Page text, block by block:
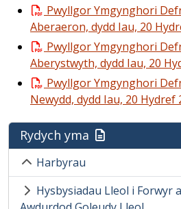
Pwyllgor Ymgynghori
Aberaeron, dydd Iau, 20
Pwyllgor Ymgynghori
Aberystwyth, dydd Iau, 20
Pwyllgor Ymgynghori
Newydd, dydd Iau, 20 Hydref
Rydych yma
Harbyrau
Hysbysiadau Lleol i Forwyr